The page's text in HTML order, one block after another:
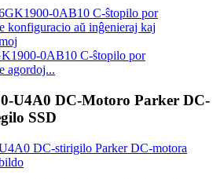
0AB10 C-ŝtopilo por
agordoj...
U4A0 DC-Motoro Parker DC-
SSD